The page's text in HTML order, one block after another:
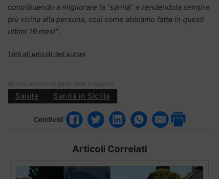
contribuendo a migliorare la “sanità” e rendendola sempre
più vicina alla persona, così come abbiamo fatto in questi
ultimi 19 mesi”.
Tutti gli articoli dell'autore
Questo articolo fa parte delle categorie:
Salute Sanità in Sicilia
Condividi
Articoli Correlati